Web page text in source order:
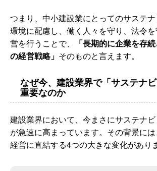
つまり、中小建設業にとってのサステナ
環境に配慮し、働く人々を守り、法令
営を行うことで、
「長期的に企業を存
の経営戦略」 そのものと言えます。
なぜ今、建設業界で「サステナ
重要なのか
建設業界において、今まさにサステナ
が急速に高まっています。その背景に
経営に直結する4つの大きな変化があり